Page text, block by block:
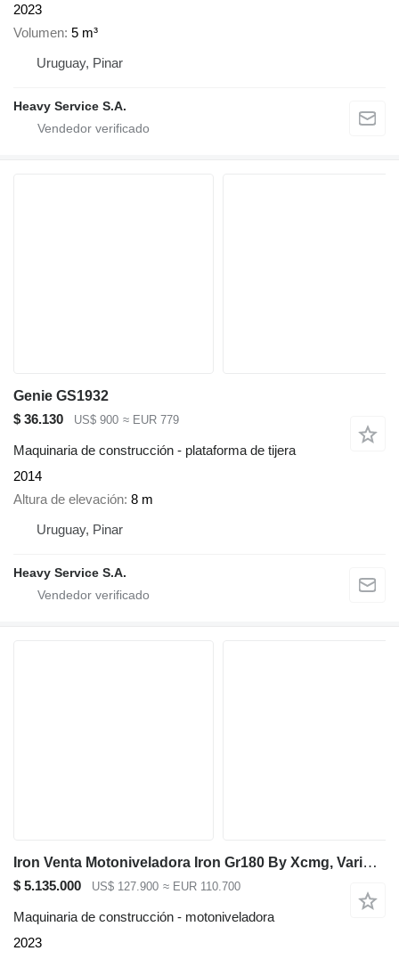
2023
Volumen 5 m³
Uruguay, Pinar
Heavy Service S.A.
Genie GS1932
$ 36.130
US$ 900 ≈ EUR 779
Maquinaria de construcción - plataforma de tijera
2014
Altura de elevación 8 m
Uruguay, Pinar
Heavy Service S.A.
Iron Venta Motoniveladora Iron Gr180 By Xcmg, Varios Modelos
$ 5.135.000 US$ 127.900 ≈ EUR 110.700
Maquinaria de construcción - motoniveladora
2023